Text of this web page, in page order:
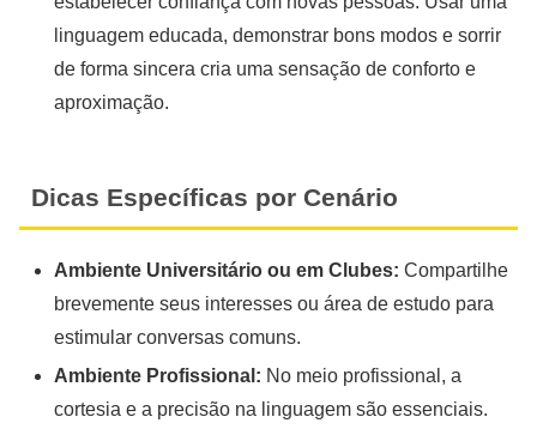
linguagem educada, demonstrar bons modos e sorrir
de forma sincera cria uma sensação de conforto e
aproximação.
Dicas Específicas por Cenário
Ambiente Universitário ou em Clubes: Compartilhe
brevemente seus interesses ou área de estudo para
estimular conversas comuns.
Ambiente Profissional: No meio profissional, a
cortesia e a precisão na linguagem são essenciais.